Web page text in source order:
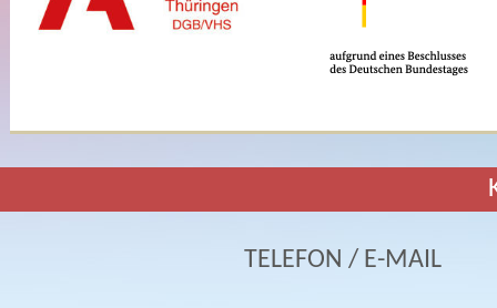
TELEFON / E-MAIL